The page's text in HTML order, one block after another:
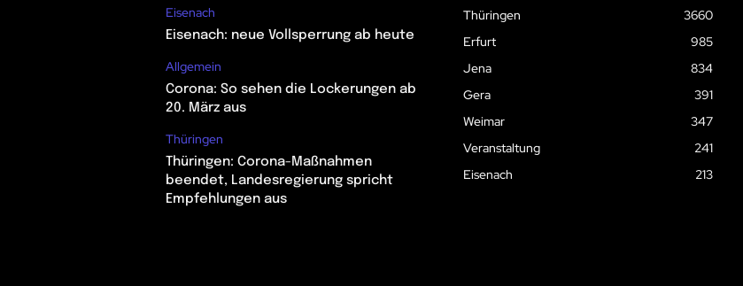
Eisenach
Eisenach: neue Vollsperrung ab heute
Allgemein
Corona: So sehen die Lockerungen ab
20. März aus
Thüringen
Thüringen: Corona-Maßnahmen
beendet, Landesregierung spricht
Empfehlungen aus
Thüringen
3660
Erfurt
985
Jena
834
Gera
391
Weimar
347
Veranstaltung
241
Eisenach
213